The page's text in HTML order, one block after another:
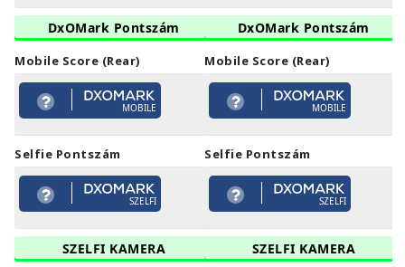
DxOMark Pontszám
Mobile Score (Rear)
MOBILE
Selfie Pontszám
SZELFI
SZELFI KAMERA
DxOMark Pontszám
Mobile Score (Rear)
MOBILE
Selfie Pontszám
SZELFI
SZELFI KAMERA